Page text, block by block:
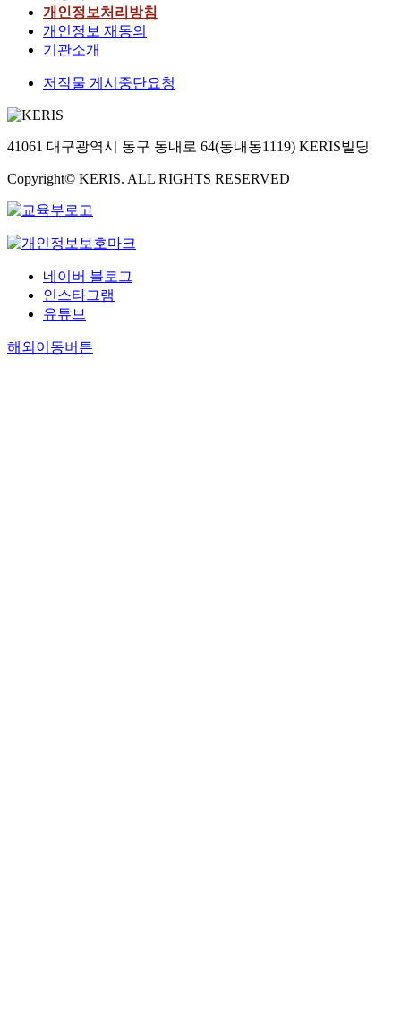
개인정보처리방침
개인정보 재동의
기관소개
저작물 게시중단요청
41061 대구광역시 동구 동내로 64(동내동1119) KERIS빌딩
Copyright© KERIS. ALL RIGHTS RESERVED
네이버 블로그
인스타그램
유튜브
해외이동버튼